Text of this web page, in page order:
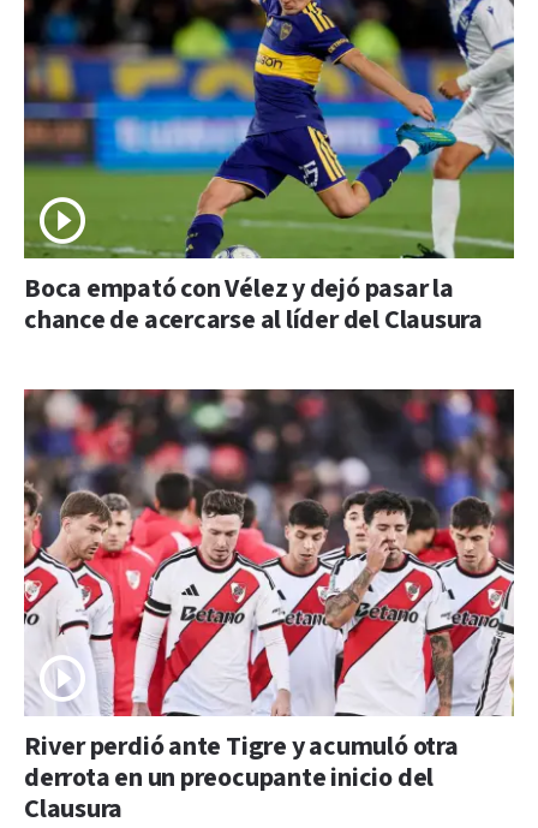
Boca empató con Vélez y dejó pasar la
chance de acercarse al líder del Clausura
River perdió ante Tigre y acumuló otra
derrota en un preocupante inicio del
Clausura